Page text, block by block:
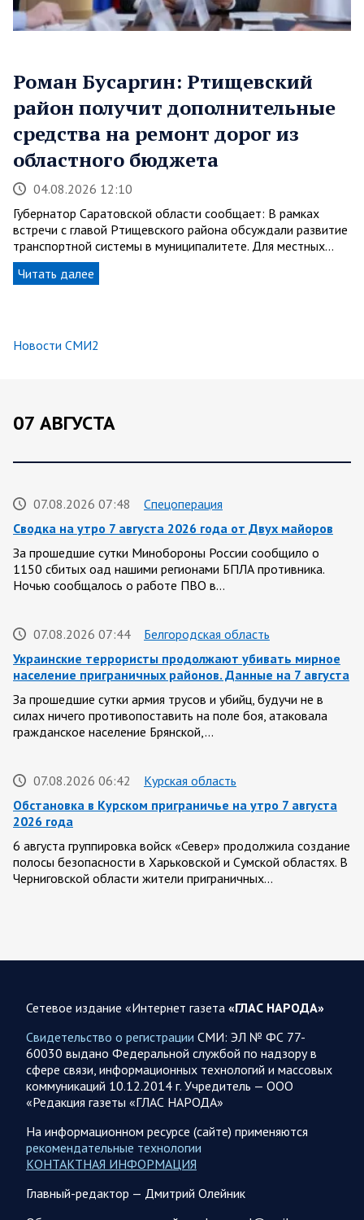
Роман Бусаргин: Ртищевский
район получит дополнительные
средства на ремонт дорог из
областного бюджета
04.08.2026 12:10
Губернатор Саратовской области сообщает: В рамках
встречи с главой Ртищевского района обсуждали развитие
транспортной системы в муниципалитете. Для местных…
Читать далее
Новости СМИ2
07 АВГУСТА
07.08.2026 07:48
Спецоперация
Сводка на утро 7 августа 2026 года от Двух майоров
За прошедшие сутки Минобороны России сообщило о
1150 сбитых оад нашими регионами БПЛА противника.
Ночью сообщалось о работе ПВО в…
07.08.2026 07:44
Белгородская область
Украинские террористы продолжают убивать мирное
население приграничных районов. Данные на 7 августа
За прошедшие сутки армия трусов и убийц, будучи не в
силах ничего противопоставить на поле боя, атаковала
гражданское население Брянской,…
07.08.2026 06:42
Курская область
Обстановка в Курском приграничье на утро 7 августа
2026 года
6 августа группировка войск «Север» продолжила создание
полосы безопасности в Харьковской и Сумской областях. В
Черниговской области жители приграничных…
06.08.2026 12:52
Спецоперация
Брифинг Минобороны РФ: новые данные о ходе
спецоперации 6 августа 2026 года
Новую информацию о ходе проведения ВС РФ
специальной военной операции на 6 августа предоставили
представители группировок «Север», «Запад», «Центр»,
06.08.2026 12:36
Спецоперация
Сводка военных действий от Минобороны РФ 6
Сетевое издание «Интернет газета «ГЛАС НАРОДА»
Свидетельство о регистрации СМИ: ЭЛ № ФС 77-
60030 выдано Федеральной службой по надзору в
сфере связи, информационных технологий и массовых
коммуникаций 10.12.2014 г. Учредитель — ООО
«Редакция газеты «ГЛАС НАРОДА»
На информационном ресурсе (сайте) применяются
рекомендательные технологии
КОНТАКТНАЯ ИНФОРМАЦИЯ
Главный-редактор — Дмитрий Олейник